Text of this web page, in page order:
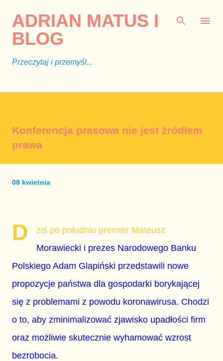
ADRIAN MATUS I
BLOG
Przeczytaj i przemyśl...
Konferencja prasowa nie jest źródłem
prawa
08 kwietnia
D
ziś po południu premier Mateusz
Morawiecki i prezes Narodowego Banku
Polskiego Adam Glapiński przedstawili nowe
propozycje państwa dla gospodarki borykającej
się z problemami z powodu koronawirusa. Chodzi
o to, aby zminimalizować zjawisko upadłości firm
oraz możliwie skutecznie wyhamować wzrost
bezrobocia.